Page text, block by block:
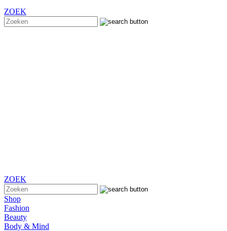
ZOEK
ZOEK
Shop
Fashion
Beauty
Body & Mind